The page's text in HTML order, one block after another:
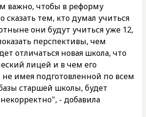
важно, чтобы в реформу
сказать тем, кто думал учиться
они будут учиться уже 12,
перспективы, чем
отличаться новая школа, что
лицей и в чем его
имея подготовленной по всем
старшей школы, будет
- добавила